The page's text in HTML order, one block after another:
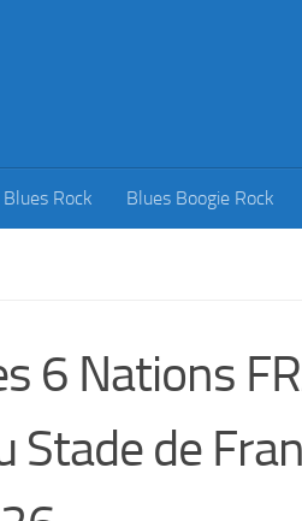
Blues Rock Blues Boogie Rock
6 Nations
Stade de